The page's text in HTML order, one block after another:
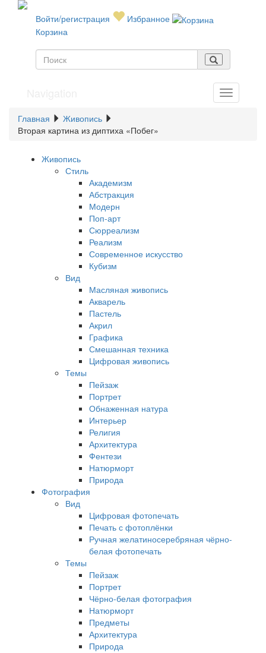
Войти/регистрация
Избранное
Корзина
Главная
Живопись
Вторая картина из диптиха «Побег»
Живопись
Стиль
Академизм
Абстракция
Модерн
Поп-арт
Сюрреализм
Реализм
Современное искусство
Кубизм
Вид
Масляная живопись
Акварель
Пастель
Акрил
Графика
Смешанная техника
Цифровая живопись
Темы
Пейзаж
Портрет
Обнаженная натура
Интерьер
Религия
Архитектура
Фентези
Натюрморт
Природа
Фотография
Вид
Цифровая фотопечать
Печать с фотоплёнки
Ручная желатиносеребряная чёрно-
белая фотопечать
Темы
Пейзаж
Портрет
Чёрно-белая фотография
Натюрморт
Предметы
Архитектура
Природа